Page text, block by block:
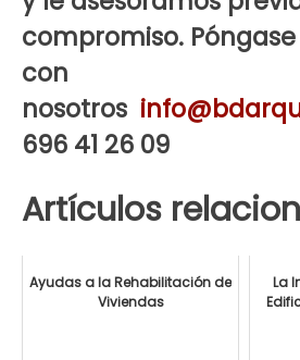
compromiso.
con
nosotros
696 41 26 09
Artículos
Ayudas a la Rehabilitación de
Viviendas
La